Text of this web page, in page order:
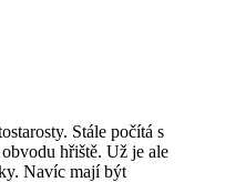
Stále počítá s
hřiště. Už je ale
Navíc mají být